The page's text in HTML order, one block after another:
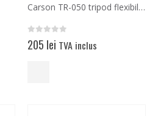
Carson TR-050 tripod flexibil cu telecomanda si adaptor de telefon
0 out of 5
205 lei TVA inclus